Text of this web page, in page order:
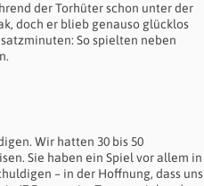
der Torhüter schon unter der
doch er blieb genauso glücklos
So spielten neben
Wir hatten 30 bis 50
Sie haben ein Spiel vor allem in
– in der Hoffnung, dass uns